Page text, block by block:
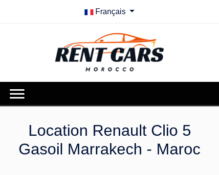
Français
Location Renault Clio 5
Gasoil Marrakech - Maroc